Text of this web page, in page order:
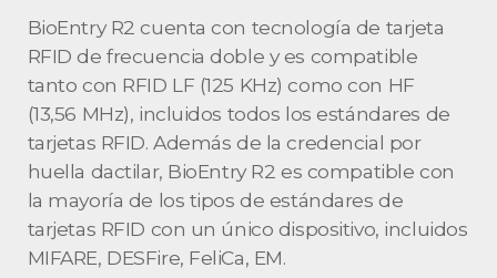
BioEntry R2 cuenta con tecnología de tarjeta
RFID de frecuencia doble y es compatible
tanto con RFID LF (125 KHz) como con HF
(13,56 MHz), incluidos todos los estándares de
tarjetas RFID. Además de la credencial por
huella dactilar, BioEntry R2 es compatible con
la mayoría de los tipos de estándares de
tarjetas RFID con un único dispositivo, incluidos
MIFARE, DESFire, FeliCa, EM.